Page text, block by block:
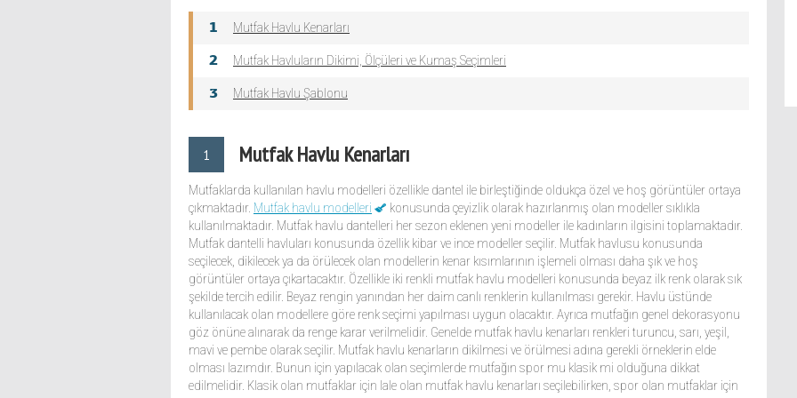
Mutfak Havlu Kenarları
Mutfak Havluların Dikimi, Ölçüleri ve Kumaş Seçimleri
Mutfak Havlu Şablonu
1 Mutfak Havlu Kenarları
Mutfaklarda kullanılan havlu modelleri özellikle dantel ile birleştiğinde oldukça özel ve hoş görüntüler ortaya
çıkmaktadır. Mutfak havlu modelleri
konusunda çeyizlik olarak hazırlanmış olan modeller sıklıkla
kullanılmaktadır. Mutfak havlu dantelleri her sezon eklenen yeni modeller ile kadınların ilgisini toplamaktadır.
Mutfak dantelli havluları konusunda özellik kibar ve ince modeller seçilir. Mutfak havlusu konusunda
seçilecek, dikilecek ya da örülecek olan modellerin kenar kısımlarının işlemeli olması daha şık ve hoş
görüntüler ortaya çıkartacaktır. Özellikle iki renkli mutfak havlu modelleri konusunda beyaz ilk renk olarak sık
şekilde tercih edilir. Beyaz rengin yanından her daim canlı renklerin kullanılması gerekir. Havlu üstünde
kullanılacak olan modellere göre renk seçimi yapılması uygun olacaktır. Ayrıca mutfağın genel dekorasyonu
göz önüne alınarak da renge karar verilmelidir. Genelde mutfak havlu kenarları renkleri turuncu, sarı, yeşil,
mavi ve pembe olarak seçilir. Mutfak havlu kenarların dikilmesi ve örülmesi adına gerekli örneklerin elde
olması lazımdır. Bunun için yapılacak olan seçimlerde mutfağın spor mu klasik mi olduğuna dikkat
edilmelidir. Klasik olan mutfaklar için lale olan mutfak havlu kenarları seçilebilirken, spor olan mutfaklar için